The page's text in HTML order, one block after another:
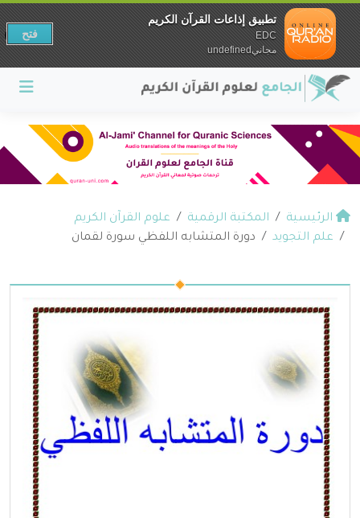
الرئيسية المكتبة الرقمية
علوم القرآن الكريم
علم التجويد
دورة المتشابه اللفظي سورة لقمان
تطبيق إذاعات القرآن الكريم
EDC
مجانيundefined
فتح